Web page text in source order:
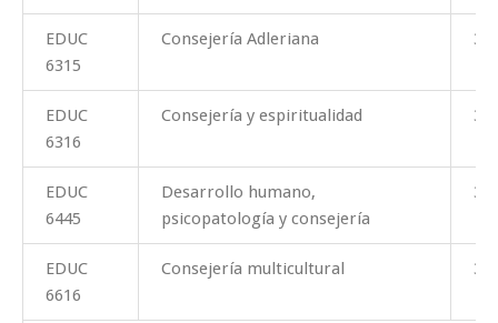
EDUC
6315
Consejería Adleriana 3
EDUC
6316
Consejería y espiritualidad 3
EDUC
6445
Desarrollo humano,
psicopatología y consejería
3
EDUC
6616
Consejería multicultural 3